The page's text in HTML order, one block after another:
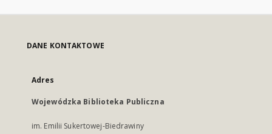
DANE KONTAKTOWE
Adres
Wojewódzka Biblioteka Publiczna
im. Emilii Sukertowej-Biedrawiny